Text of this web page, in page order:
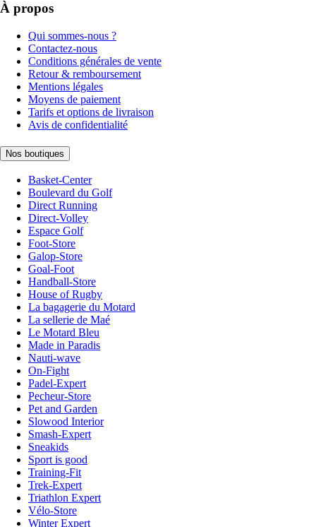
À propos
Qui sommes-nous ?
Contactez-nous
Conditions générales de vente
Retour & remboursement
Mentions légales
Moyens de paiement
Tarifs et options de livraison
Avis de confidentialité
Nos boutiques
Basket-Center
Boulevard du Golf
Direct Running
Direct-Volley
Espace Golf
Foot-Store
Galop-Store
Goal-Foot
Handball-Store
House of Rugby
La bagagerie du Motard
La sellerie de Maé
Le Motard Bleu
Made in Paradis
Nauti-wave
On-Fight
Padel-Expert
Pecheur-Store
Pet and Garden
Slowood Interior
Smash-Expert
Sneakids
Sport is good
Training-Fit
Trek-Expert
Triathlon Expert
Vélo-Store
Winter Expert